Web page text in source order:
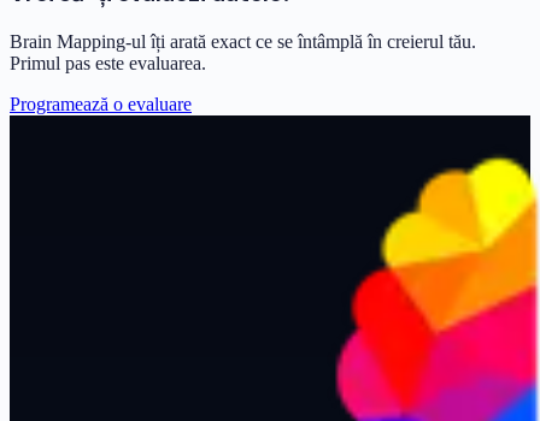
Brain Mapping-ul îți arată exact ce se întâmplă în creierul tău.
Primul pas este evaluarea.
Programează o evaluare